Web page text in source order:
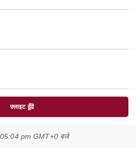
फ़्लाइट ढूँढें
pm GMT+0 बजे